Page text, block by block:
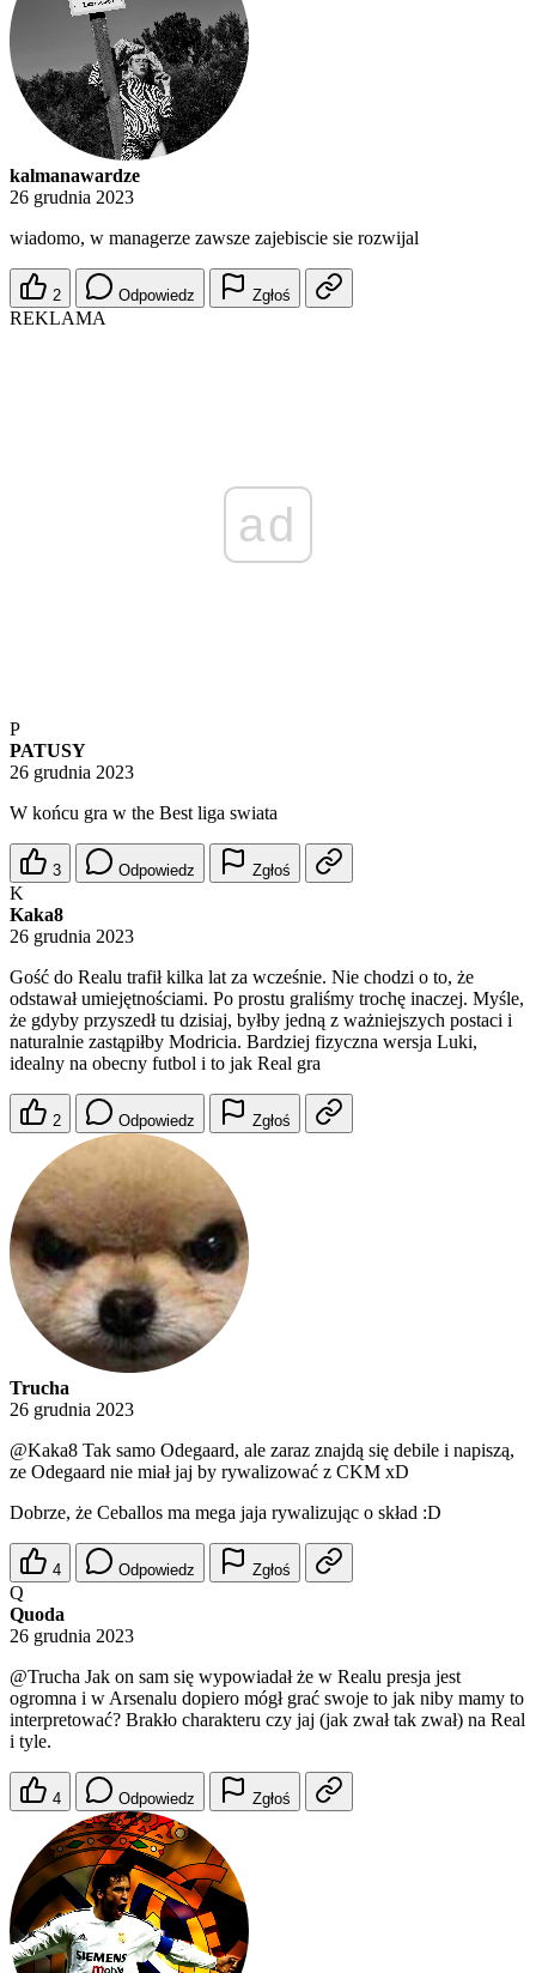
kalmanawardze
26 grudnia 2023
wiadomo, w managerze zawsze zajebiscie sie rozwijal
2 Odpowiedz Zgłoś
REKLAMA
ad
P
PATUSY
26 grudnia 2023
W końcu gra w the Best liga swiata
3 Odpowiedz Zgłoś
K
Kaka8
26 grudnia 2023
Gość do Realu trafił kilka lat za wcześnie. Nie chodzi o to, że
odstawał umiejętnościami. Po prostu graliśmy trochę inaczej. Myśle,
że gdyby przyszedł tu dzisiaj, byłby jedną z ważniejszych postaci i
naturalnie zastąpiłby Modricia. Bardziej fizyczna wersja Luki,
idealny na obecny futbol i to jak Real gra
2 Odpowiedz Zgłoś
Trucha
26 grudnia 2023
@Kaka8 Tak samo Odegaard, ale zaraz znajdą się debile i napiszą,
ze Odegaard nie miał jaj by rywalizować z CKM xD
Dobrze, że Ceballos ma mega jaja rywalizując o skład :D
4 Odpowiedz Zgłoś
Q
Quoda
26 grudnia 2023
@Trucha Jak on sam się wypowiadał że w Realu presja jest
ogromna i w Arsenalu dopiero mógł grać swoje to jak niby mamy to
interpretować? Brakło charakteru czy jaj (jak zwał tak zwał) na Real
i tyle.
4 Odpowiedz Zgłoś